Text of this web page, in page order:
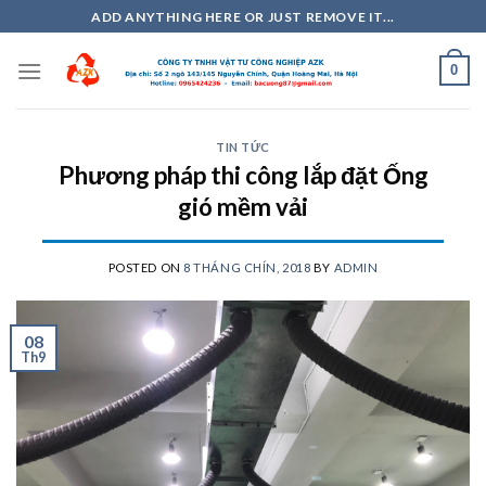
to
content
ADD ANYTHING HERE OR JUST REMOVE IT...
0
TIN TỨC
Phương pháp thi công lắp đặt Ống
gió mềm vải
POSTED ON 8 THÁNG CHÍN, 2018 BY ADMIN
08
Th9